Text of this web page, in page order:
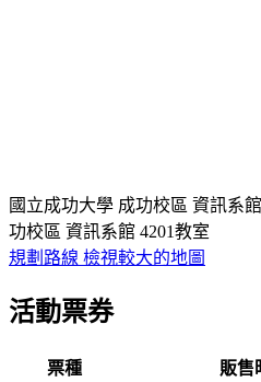
國立成功大學 成功校區 資訊系
功校區 資訊系館 4201教室
規劃路線 檢視較大的地圖
活動票券
票種 販售